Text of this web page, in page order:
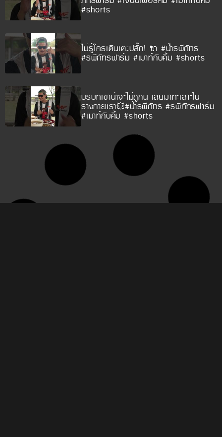
#shorts
ไม่รู้ใครเดินเตะปลั๊ก! 🔌 #น้ำรพีภัทร
#รพีภัทรฟาร์ม #เมาท์กับคิ้ม #shorts
บริษัทเขาน่าจะไม่ถูกัน เลยมาทะเลาะใน
ร่างกายเรา💥#น้ำรพีภัทร #รพีภัทรฟาร์ม
#เมาท์กับคิ้ม #shorts